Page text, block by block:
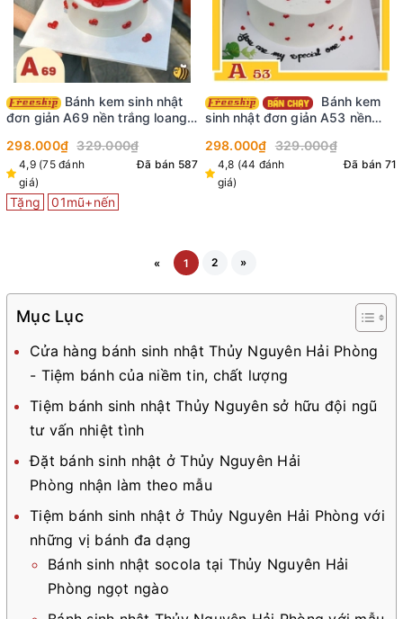
Bánh kem sinh nhật
đơn giản A69 nền trắng loang
nho nhỏ xinh xinh
298.000₫ 329.000₫
4,9 (75 đánh
giá)
Đã bán 587
Tặng 01mũ+nến
sinh nhật đơn giản A53 nền
phụ kiện lấp lánh
298.000₫ 329.000₫
4,8 (44 đánh
giá)
Đã bán 71
« 1 2 »
Mục Lục
Cửa hàng bánh sinh nhật Thủy Nguyên Hải Phòng
- Tiệm bánh của niềm tin, chất lượng
Tiệm bánh sinh nhật Thủy Nguyên sở hữu đội ngũ
tư vấn nhiệt tình
Đặt bánh sinh nhật ở Thủy Nguyên Hải
Phòng nhận làm theo mẫu
Tiệm bánh sinh nhật ở Thủy Nguyên Hải Phòng với
những vị bánh đa dạng
Bánh sinh nhật socola tại Thủy Nguyên Hải
Phòng ngọt ngào